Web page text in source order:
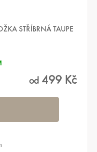
STŘÍBRNÁ TAUPE
od 499 Kč